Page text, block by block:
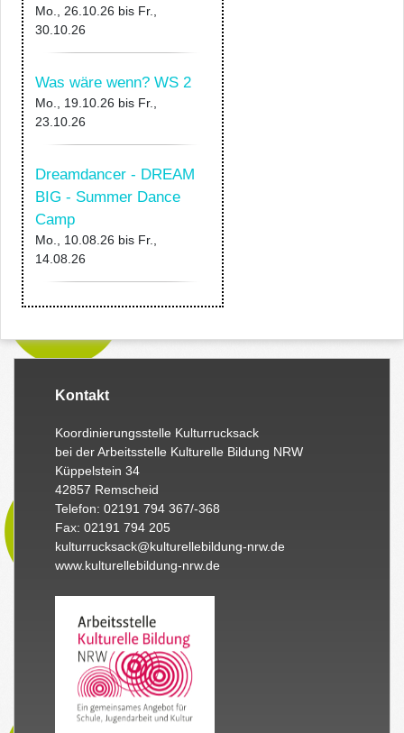
Mo., 26.10.26 bis Fr.,
30.10.26
Was wäre wenn? WS 2
Mo., 19.10.26 bis Fr.,
23.10.26
Dreamdancer - DREAM
BIG - Summer Dance
Camp
Mo., 10.08.26 bis Fr.,
14.08.26
Kontakt
Koordinierungsstelle Kulturrucksack
bei der Arbeitsstelle Kulturelle Bildung NRW
Küppelstein 34
42857 Remscheid
Telefon: 02191 794 367/-368
Fax: 02191 794 205
kulturrucksack@kulturellebildung-nrw.de
www.kulturellebildung-nrw.de